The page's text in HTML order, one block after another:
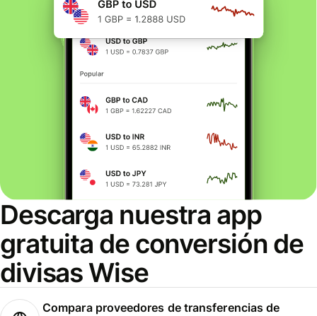
Descarga nuestra app
gratuita de conversión de
divisas Wise
Compara proveedores de transferencias de